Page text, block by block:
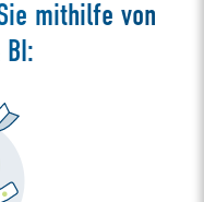
mithilfe von
BI: